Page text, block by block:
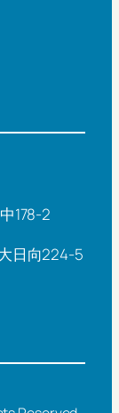
178-2
日向224-5